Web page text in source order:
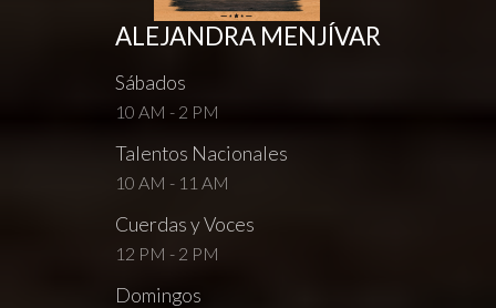
ALEJANDRA MENJÍVAR
Sábados
10 AM - 2 PM
Talentos Nacionales
10 AM - 11 AM
Cuerdas y Voces
12 PM - 2 PM
Domingos